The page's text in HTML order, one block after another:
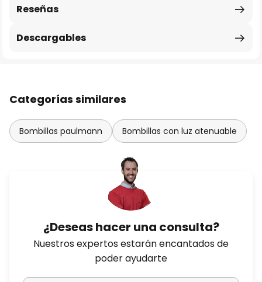
Reseñas
Descargables
Categorías similares
Bombillas paulmann Bombillas con luz atenuable
¿Deseas hacer una consulta?
Nuestros expertos estarán encantados de
poder ayudarte